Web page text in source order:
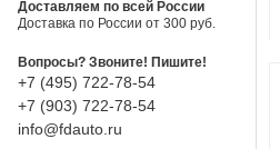
Доставляем по всей России
Доставка по России от 300 руб.
Вопросы? Звоните! Пишите!
+7 (495) 722-78-54
+7 (903) 722-78-54
info@fdauto.ru